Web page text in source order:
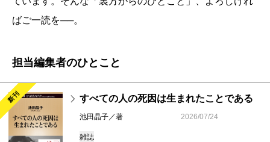
ばご一読を──。
担当編集者のひとこと
新刊 すべての人の死因は生まれたことである
池田晶子／著 2026/07/24
雑誌